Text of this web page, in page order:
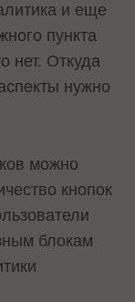
и еще
пункта
нет. Откуда
нужно
можно
кнопок
блокам